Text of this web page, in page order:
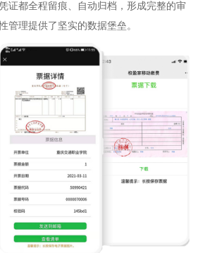
证都全程留痕、自动归档，形成完整的审
管理提供了坚实的数据堡垒。